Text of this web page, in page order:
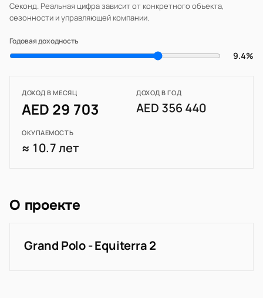
Секонд. Реальная цифра зависит от конкретного объекта,
сезонности и управляющей компании.
Годовая доходность
9.4%
ДОХОД В МЕСЯЦ
AED 29 703
ДОХОД В ГОД
AED 356 440
ОКУПАЕМОСТЬ
≈ 10.7 лет
О проекте
Grand Polo - Equiterra 2